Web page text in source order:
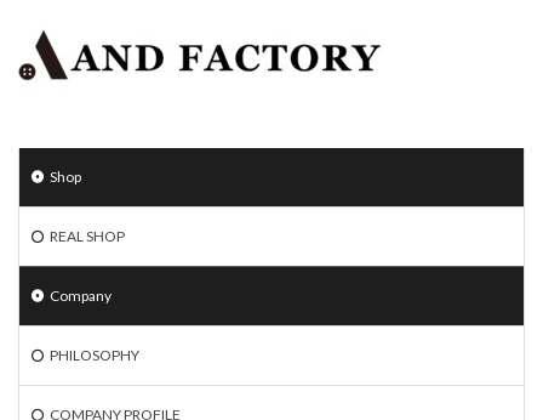
Shop
REAL SHOP
Company
PHILOSOPHY
COMPANY PROFILE